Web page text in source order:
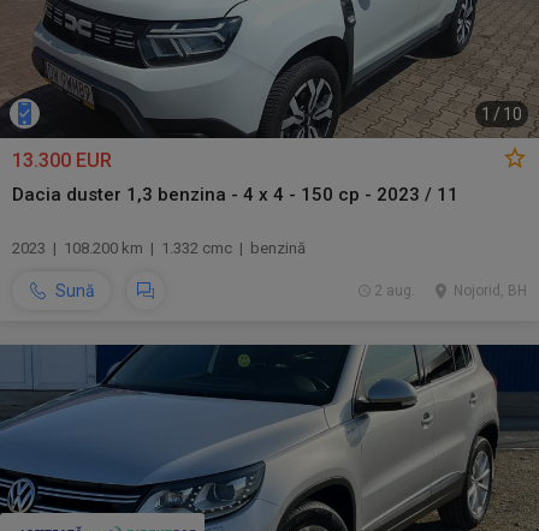
1 / 10
13.300 EUR
Dacia duster 1,3 benzina - 4 x 4 - 150 cp - 2023 / 11
2023 | 108.200 km | 1.332 cmc | benzină
Sună Nojorid, BH
2 aug.